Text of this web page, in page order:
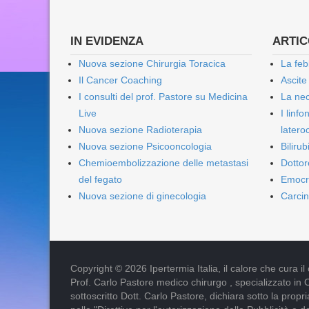
IN EVIDENZA
Nuova sezione Chirurgia Toracica
Il Cancer Coaching
I consulti del prof. Pastore su Medicina
Live
Nuova sezione Radioterapia
Nuova sezione Psicooncologia
Chemioembolizzazione delle metastasi
del fegato
Nuova sezione di ginecologia
La
La
I
Copyright © 2026 Ipertermia Italia, il calore che cura il
Prof. Carlo Pastore medico chirurgo , specializzato in
sottoscritto Dott. Carlo Pastore, dichiara sotto la